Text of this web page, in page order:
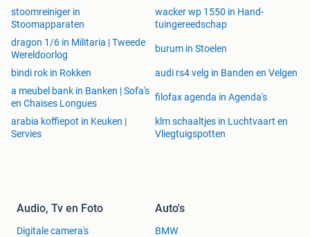
stoomreiniger in
Stoomapparaten
wacker wp 1550 in Hand-
tuingereedschap
dragon 1/6 in Militaria | Tweede
Wereldoorlog
burum in Stoelen
bindi rok in Rokken
audi rs4 velg in Banden en Velgen
a meubel bank in Banken | Sofa's
en Chaises Longues
filofax agenda in Agenda's
arabia koffiepot in Keuken |
Servies
klm schaaltjes in Luchtvaart en
Vliegtuigspotten
Audio, Tv en Foto
Digitale camera's
Auto's
BMW